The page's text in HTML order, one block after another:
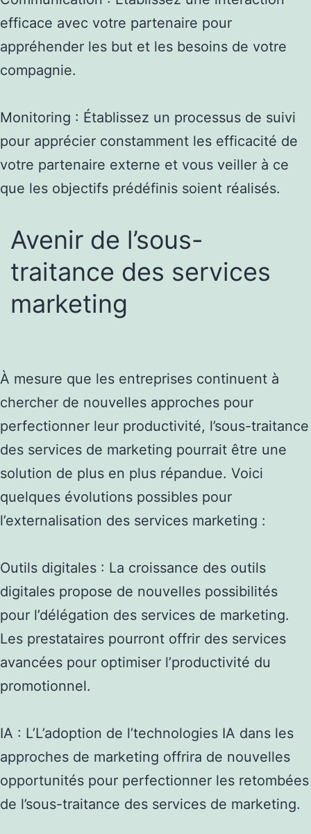
efficace avec votre partenaire pour
appréhender les but et les besoins de votre
compagnie.
Monitoring : Établissez un processus de suivi
pour apprécier constamment les efficacité de
votre partenaire externe et vous veiller à ce
que les objectifs prédéfinis soient réalisés.
Avenir de l’sous-
traitance des services
marketing
À mesure que les entreprises continuent à
chercher de nouvelles approches pour
perfectionner leur productivité, l’sous-traitance
des services de marketing pourrait être une
solution de plus en plus répandue. Voici
quelques évolutions possibles pour
l’externalisation des services marketing :
Outils digitales : La croissance des outils
digitales propose de nouvelles possibilités
pour l’délégation des services de marketing.
Les prestataires pourront offrir des services
avancées pour optimiser l’productivité du
promotionnel.
IA : L’L’adoption de l’technologies IA dans les
approches de marketing offrira de nouvelles
opportunités pour perfectionner les retombées
de l’sous-traitance des services de marketing.